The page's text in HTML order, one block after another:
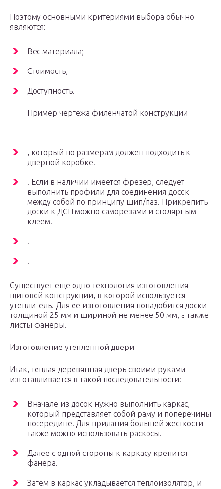
Поэтому основными критериями выбора обычно
являются:
Вес материала;
Стоимость;
Доступность.
Пример чертежа филенчатой конструкции
, который по размерам должен подходить к
дверной коробке.
. Если в наличии имеется фрезер, следует
выполнить профили для соединения досок
между собой по принципу шип/паз. Прикрепить
доски к ДСП можно саморезами и столярным
клеем.
.
.
Существует еще одно технология изготовления
щитовой конструкции, в которой используется
утеплитель. Для ее изготовления понадобится доски
толщиной 25 мм и шириной не менее 50 мм, а также
листы фанеры.
Изготовление утепленной двери
Итак, теплая деревянная дверь своими руками
изготавливается в такой последовательности:
Вначале из досок нужно выполнить каркас,
который представляет собой раму и поперечины
посередине. Для придания большей жесткости
также можно использовать раскосы.
Далее с одной стороны к каркасу крепится
фанера.
Затем в каркас укладывается теплоизолятор, и